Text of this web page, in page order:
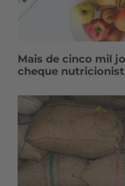
Mais de cinco mil
cheque